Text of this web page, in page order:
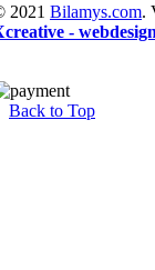
2021 Bilamys.com.
- webdesign
Back to Top